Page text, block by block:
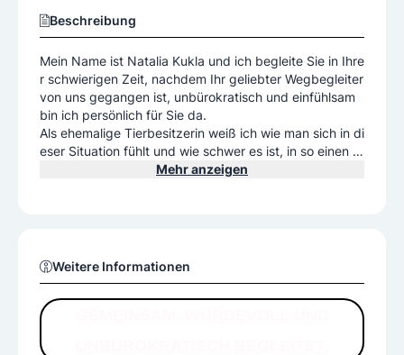
Beschreibung
Mein Name ist Natalia Kukla und ich begleite Sie in Ihre
r schwierigen Zeit, nachdem Ihr geliebter Wegbegleiter
von uns gegangen ist, unbürokratisch und einfühlsam
bin ich persönlich für Sie da.
Als ehemalige Tierbesitzerin weiß ich wie man sich in di
eser Situation fühlt und wie schwer es ist, in so einen M
oment die richtige Entscheidung zu treffen. Man fühlt s
m Moment treffen zu können und da bin ich persönlich
für Sie da. Ich berate Sie gerne über die Tierbestattun
g und Ihre Möglichkeiten.
devollen Abschied von Ihrem Haustier zu ermöglichen.
Mehr anzeigen
Weitere Informationen